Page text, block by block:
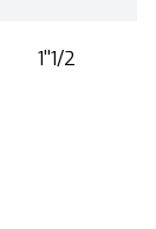
1''1/2